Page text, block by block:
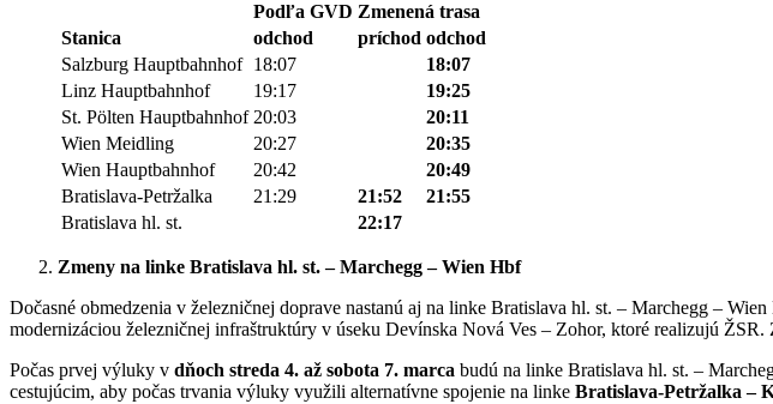
Podľa GVD Zmenená trasa
Stanica
odchod príchod odchod
Salzburg Hauptbahnhof 18:07
18:07
Linz Hauptbahnhof
19:17
19:25
St. Pölten Hauptbahnhof 20:03
20:11
Wien Meidling
20:27
20:35
Wien Hauptbahnhof
20:42
20:49
Bratislava-Petržalka
21:29 21:52
21:55
Bratislava hl. st.
22:17
Zmeny na linke Bratislava hl. st. – Marchegg – Wien Hbf
Dočasné obmedzenia v železničnej doprave nastanú aj na linke Bratislava hl. st. – Marchegg –
modernizáciou železničnej infraštruktúry v úseku Devínska Nová Ves – Zohor, ktoré realizujú
Počas prvej výluky v dňoch streda 4. až sobota 7. marca budú na linke Bratislava hl. st. –
cestujúcim, aby počas trvania výluky využili alternatívne spojenie na linke Bratislava-Petržalka –